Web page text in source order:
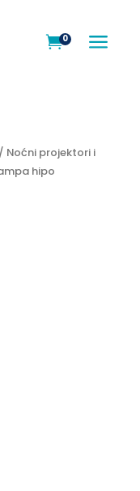
a
0
Noćni projektori i
hipo